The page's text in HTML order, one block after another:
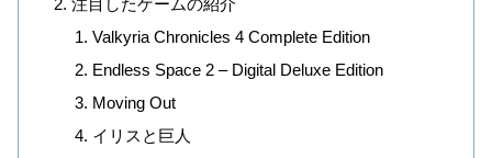
注目したゲームの紹介
Valkyria Chronicles 4 Complete Edition
Endless Space 2 – Digital Deluxe Edition
Moving Out
イリスと巨人